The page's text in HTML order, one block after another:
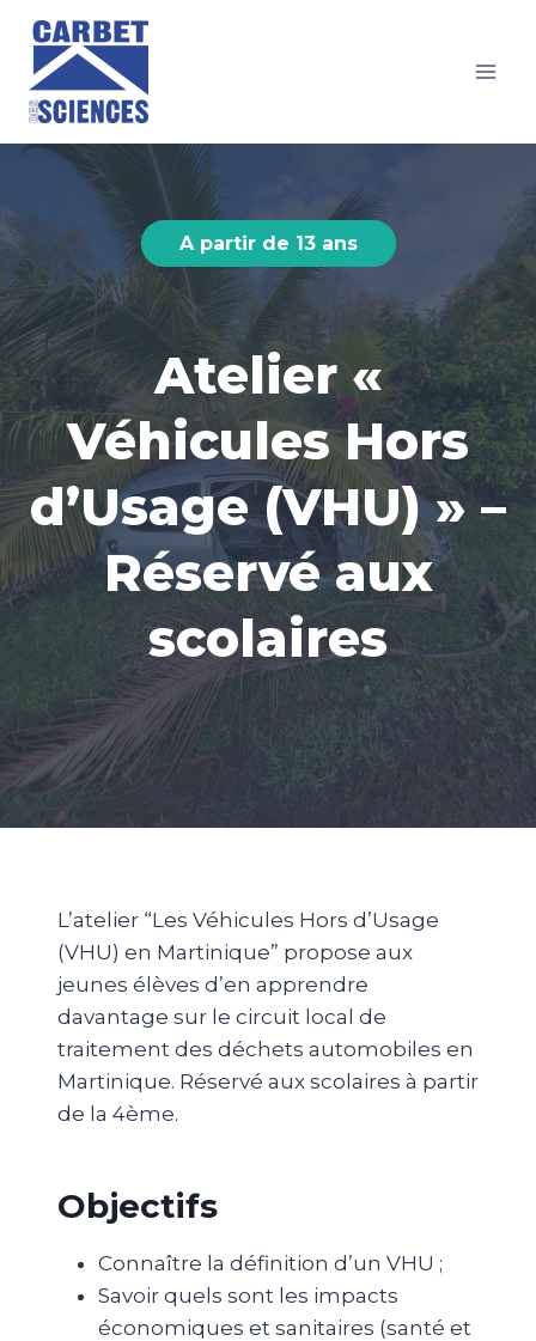
Aller
contenu
A partir de 13 ans
Atelier «
Véhicules Hors
d’Usage (VHU) » –
Réservé aux
scolaires
L’atelier “Les Véhicules Hors d’Usage
(VHU) en Martinique” propose aux
jeunes élèves d’en apprendre
davantage sur le circuit local de
traitement des déchets automobiles en
Martinique. Réservé aux scolaires à partir
de la 4ème.
Objectifs
Connaître la définition d’un VHU ;
Savoir quels sont les impacts
économiques et sanitaires (santé et